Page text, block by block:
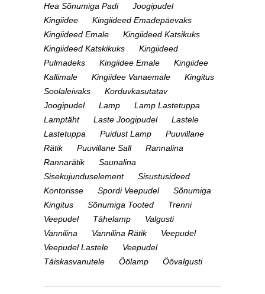
Hea Sõnumiga Padi
Joogipudel
Kingiidee
Kingiideed Emadepäevaks
Kingiideed Emale
Kingiideed Katsikuks
Kingiideed Katskikuks
Kingiideed
Pulmadeks
Kingiidee Emale
Kingiidee
Kallimale
Kingiidee Vanaemale
Kingitus
Soolaleivaks
Korduvkasutatav
Joogipudel
Lamp
Lamp Lastetuppa
Lamptäht
Laste Joogipudel
Lastele
Lastetuppa
Puidust Lamp
Puuvillane
Rätik
Puuvillane Sall
Rannalina
Rannarätik
Saunalina
Sisekujunduselement
Sisustusideed
Kontorisse
Spordi Veepudel
Sõnumiga
Kingitus
Sõnumiga Tooted
Trenni
Veepudel
Tähelamp
Valgusti
Vannilina
Vannilina Rätik
Veepudel
Veepudel Lastele
Veepudel
Täiskasvanutele
Öölamp Öövalgusti